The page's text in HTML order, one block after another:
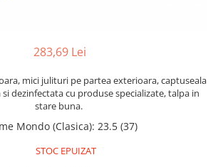
283,69 Lei
mici julituri pe partea exterioara, captuseala
dezinfectata cu produse specializate, talpa in
stare buna.
Mondo (Clasica): 23.5 (37)
STOC EPUIZAT